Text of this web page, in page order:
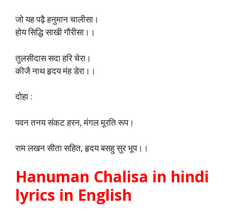
जो यह पढ़ै हनुमान चालीसा।
होय सिद्धि साखी गौरीसा।।
तुलसीदास सदा हरि चेरा।
कीजै नाथ हृदय मंह डेरा।।
दोहा :
पवन तनय संकट हरन, मंगल मूरति रूप।
राम लखन सीता सहित, हृदय बसहु सुर भूप।।
Hanuman Chalisa in hindi
lyrics in English